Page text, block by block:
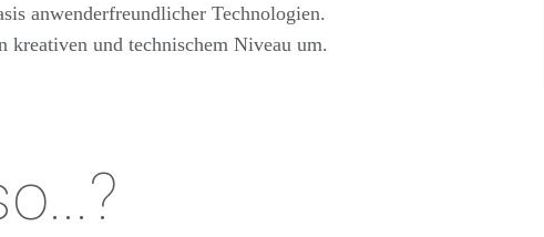
anwenderfreundlicher Technologien.
kreativen und technischem Niveau um.